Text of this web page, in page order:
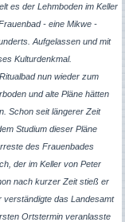
es der Lehmboden im Keller
- eine Mikwe -
Aufgelassen und mit
Kulturdenkmal.
nun wieder zum
und alte Pläne hätten
Schon seit längerer Zeit
Studium dieser Pläne
des Frauenbades
der im Keller von Peter
nach kurzer Zeit stieß er
verständigte das Landesamt
Ortstermin veranlasste